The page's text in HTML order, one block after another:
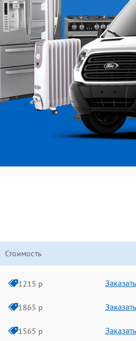
Стоимость
1215 р Заказать
1865 р Заказать
1565 р Заказать